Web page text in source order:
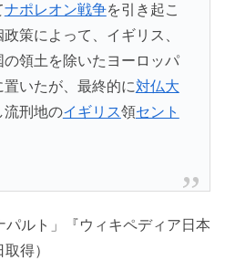
ナポレオン戦争を引き起こ
策によって、イギリス、
の領土を除いたヨーロッパ
いたが、最終的に対仏大
流刑地のイギリス領セント
ルト」『ウィキペディア日本
得）